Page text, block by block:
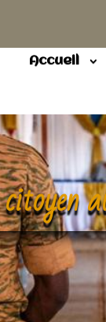
Accueil